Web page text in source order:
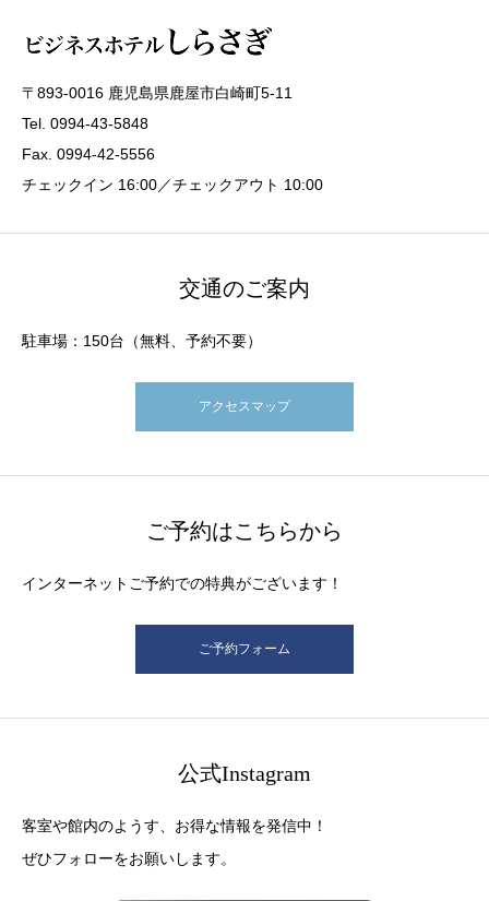
〒893-0016 鹿児島県鹿屋市白崎町5-11
Tel. 0994-43-5848
Fax. 0994-42-5556
チェックイン 16:00／チェックアウト 10:00
交通のご案内
駐車場：150台（無料、予約不要）
アクセスマップ
ご予約はこちらから
インターネットご予約での特典がございます！
ご予約フォーム
公式Instagram
客室や館内のようす、お得な情報を発信中！
ぜひフォローをお願いします。